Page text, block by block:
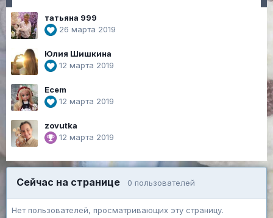
татьяна 999
26 марта 2019
Юлия Шишкина
12 марта 2019
Ecem
12 марта 2019
zovutka
12 марта 2019
Сейчас на странице 0 пользователей
Нет пользователей, просматривающих эту страницу.